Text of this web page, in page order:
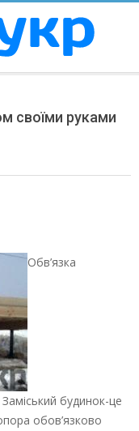
своїми руками
Обв’язка
будинок-це
обов’язково